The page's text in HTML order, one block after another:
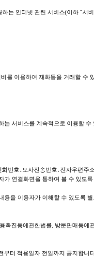
는 인터넷 관련 서비스(이하 “서
이용하여 재화등을 거래할 수
는 서비스를 계속적으로 이용할 수
번호․모사전송번호․전자우편주
연결화면을 통하여 볼 수 있도
을 이용자가 이해할 수 있도록
진등에관한법률, 방문판매등에
부터 적용일자 전일까지 공지합니